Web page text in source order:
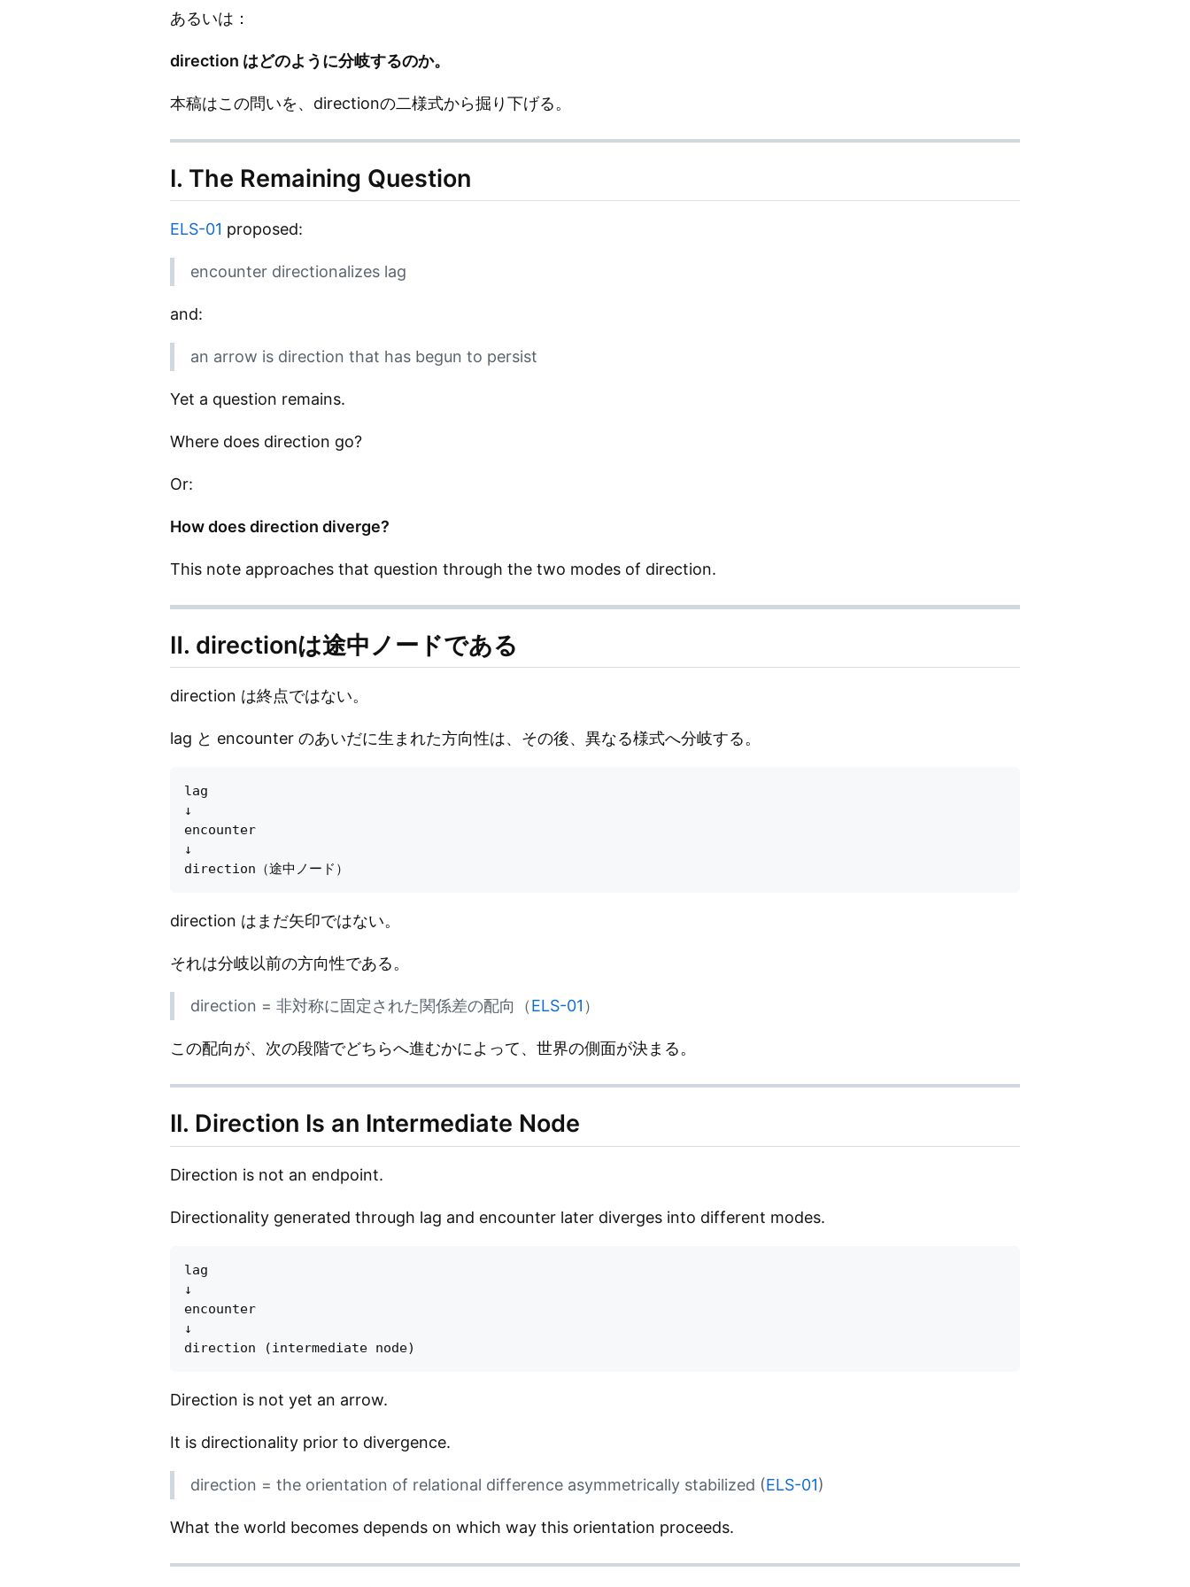
あるいは：
direction はどのように分岐するのか。
本稿はこの問いを、directionの二様式から掘り下げる。
I. The Remaining Question
ELS-01 proposed:
encounter directionalizes lag
and:
an arrow is direction that has begun to persist
Yet a question remains.
Where does direction go?
Or:
How does direction diverge?
This note approaches that question through the two modes of direction.
Ⅱ. directionは途中ノードである
direction は終点ではない。
lag と encounter のあいだに生まれた方向性は、その後、異なる様式へ分岐する。
lag
↓
encounter
↓
direction はまだ矢印ではない。
それは分岐以前の方向性である。
direction = 非対称に固定された関係差の配向（ELS-01 ）
この配向が、次の段階でどちらへ進むかによって、世界の側面が決まる。
II. Direction Is an Intermediate Node
Direction is not an endpoint.
Directionality generated through lag and encounter later diverges into different modes.
lag
↓
encounter
↓
Direction is not yet an arrow.
It is directionality prior to divergence.
direction = the orientation of relational difference asymmetrically stabilized (ELS-01)
What the world becomes depends on which way this orientation proceeds.